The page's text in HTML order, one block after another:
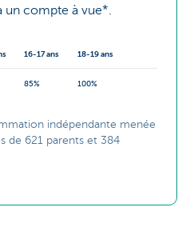
un compte à vue*.
16-17 ans 18-19 ans
85% 100%
indépendante menée
de 621 parents et 384